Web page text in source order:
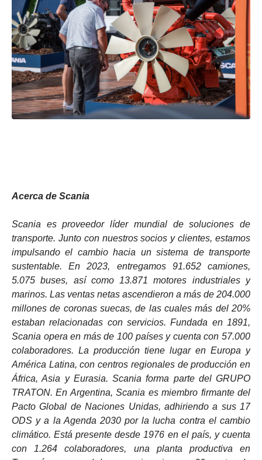
Acerca de Scania
Scania es proveedor líder mundial de soluciones de
transporte. Junto con nuestros socios y clientes, estamos
impulsando el cambio hacia un sistema de transporte
sustentable. En 2023, entregamos 91.652 camiones,
5.075 buses, así como 13.871 motores industriales y
marinos. Las ventas netas ascendieron a más de 204.000
millones de coronas suecas, de las cuales más del 20%
estaban relacionadas con servicios. Fundada en 1891,
Scania opera en más de 100 países y cuenta con 57.000
colaboradores. La producción tiene lugar en Europa y
América Latina, con centros regionales de producción en
África, Asia y Eurasia. Scania forma parte del GRUPO
TRATON. En Argentina, Scania es miembro firmante del
Pacto Global de Naciones Unidas, adhiriendo a sus 17
ODS y a la Agenda 2030 por la lucha contra el cambio
climático. Está presente desde 1976 en el país, y cuenta
con 1.264 colaboradores, una planta productiva en